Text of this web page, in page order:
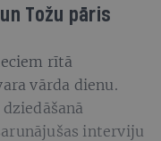
Tožu pāris
rītā
vārda dienu.
interviju